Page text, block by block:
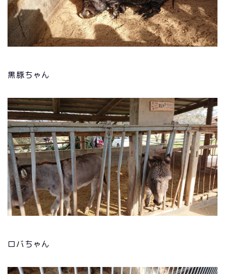
黒豚ちゃん
ロバちゃん